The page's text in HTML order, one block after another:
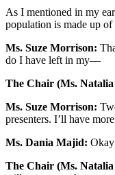
As I mentioned in my
population is made up
Ms. Suze Morrison:
do I have left in my—
The Chair (Ms.
Ms. Suze Morrison:
presenters. I’ll have
Ms. Dania Majid: Okay
The Chair (Ms.